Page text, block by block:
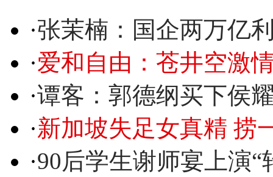
·张茉楠：国企两万亿
·爱和自由：苍井空激
·谭客：郭德纲买下侯
·新加坡失足女真精 捞
·90后学生谢师宴上演“